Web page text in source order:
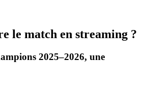
le match en streaming ?
2025–2026, une